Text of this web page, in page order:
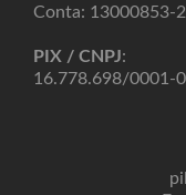
Conta: 13000853-2
PIX / CNPJ:
16.778.698/0001-